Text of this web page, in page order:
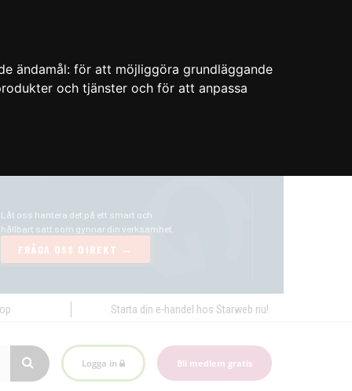
ändamål: för att möjliggöra grundläggande
och tjänster och för att anpassa
Starta din e-handel hos Starweb nu!
Logga in Bli medlem gratis